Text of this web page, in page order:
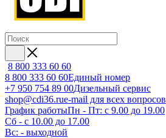
8 800 333 60 60
8 800 333 60 60Единый номер
+7 950 754 89 00Дизельный сервис
shop@cdi36.rue-mail для всех вопросов
График работыПн - Пт: с 9.00 до 19.00
Сб - с 10.00 до 17.00
Вс: - выходной